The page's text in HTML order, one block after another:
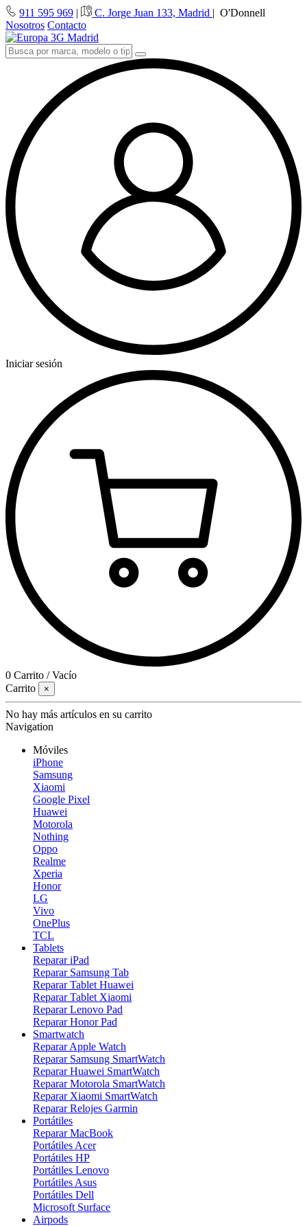
911 595 969 | C. Jorge Juan 133, Madrid | O'Donnell
Nosotros Contacto
Iniciar sesión
0 Carrito /Vacío
Carrito
×
No hay más artículos en su carrito
Navigation
Móviles
iPhone
Samsung
Xiaomi
Google Pixel
Huawei
Motorola
Nothing
Oppo
Realme
Xperia
Honor
LG
Vivo
OnePlus
TCL
Tablets
Reparar iPad
Reparar Samsung Tab
Reparar Tablet Huawei
Reparar Tablet Xiaomi
Reparar Lenovo Pad
Reparar Honor Pad
Smartwatch
Reparar Apple Watch
Reparar Samsung SmartWatch
Reparar Huawei SmartWatch
Reparar Motorola SmartWatch
Reparar Xiaomi SmartWatch
Reparar Relojes Garmin
Portátiles
Reparar MacBook
Portátiles Acer
Portátiles HP
Portátiles Lenovo
Portátiles Asus
Portátiles Dell
Microsoft Surface
Airpods